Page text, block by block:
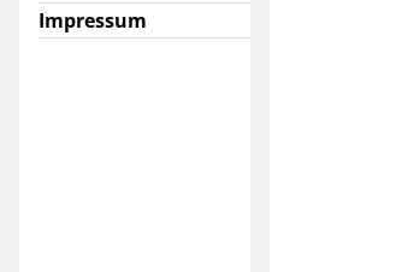
Impressum